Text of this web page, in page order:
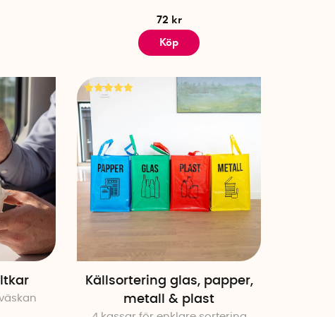
72 kr
Köp
Källsortering glas, papper,
metall & plast